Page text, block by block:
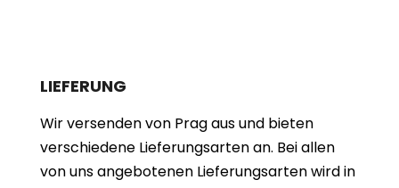
LIEFERUNG
Wir versenden von Prag aus und bieten
verschiedene Lieferungsarten an. Bei allen
von uns angebotenen Lieferungsarten wird in